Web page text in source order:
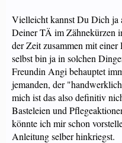
Vielleicht kannst Du Dich ja
Deiner TÄ im Zähnekürzen
der Zeit zusammen mit
selbst bin ja in solchen
Freundin Angi behauptet
jemanden, der
mich ist das also definitiv
Basteleien und
könnte ich mir schon
Anleitung selber hinkriegst.